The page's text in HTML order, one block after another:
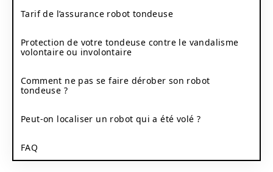
Tarif de l’assurance robot tondeuse
Protection de votre tondeuse contre le vandalisme
volontaire ou involontaire
Comment ne pas se faire dérober son robot
tondeuse ?
Peut-on localiser un robot qui a été volé ?
FAQ